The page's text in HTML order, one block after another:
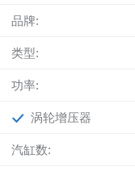
品牌:
类型:
功率:
涡轮增压器
汽缸数: